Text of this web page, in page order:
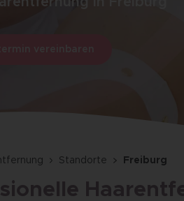
Standorte Freiburg